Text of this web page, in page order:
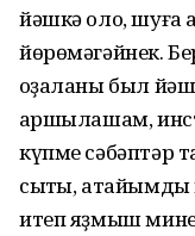
йәшкә оло,
йөрөмәгәйнек.
ҡоҙаланы был
ҡаршылашам,
күпме сәбәптәр
сыҡты, атайымды
итеп яҙмыш мине